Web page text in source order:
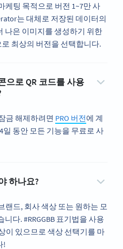
케팅 목적으로 버전 1~7만 사
는 대체로 저장된 데이터의
나은 이미지를 생성하기 위한
최상의 버전을 선택합니다.
으로 QR 코드를 사용
금 해제하려면 PRO 버전에 계
일 동안 모든 기능을 무료로 사
하나요?
랜드, 회사 색상 또는 원하는 모
다. #RRGGBB 표기법을 사용
이 있으므로 색상 선택기를 마
!